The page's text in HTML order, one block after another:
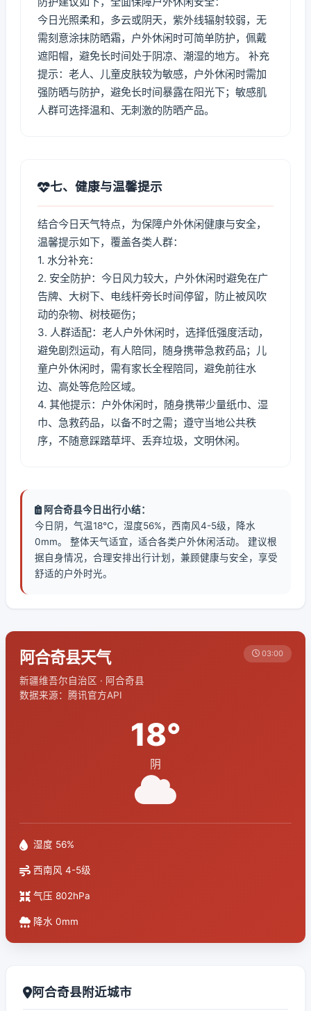
今日光照柔和，多云或阴天，紫外线辐射较弱，无
需刻意涂抹防晒霜，户外休闲时可简单防护，佩戴
遮阳帽，避免长时间处于阴凉、潮湿的地方。 补充
提示：老人、儿童皮肤较为敏感，户外休闲时需加
强防晒与防护，避免长时间暴露在阳光下；敏感肌
人群可选择温和、无刺激的防晒产品。
七、健康与温馨提示
结合今日天气特点，为保障户外休闲健康与安全，
温馨提示如下，覆盖各类人群：
1. 水分补充：
2. 安全防护：今日风力较大，户外休闲时避免在广
告牌、大树下、电线杆旁长时间停留，防止被风吹
动的杂物、树枝砸伤；
3. 人群适配：老人户外休闲时，选择低强度活动，
避免剧烈运动，有人陪同，随身携带急救药品；儿
童户外休闲时，需有家长全程陪同，避免前往水
边、高处等危险区域。
4. 其他提示：户外休闲时，随身携带少量纸巾、湿
巾、急救药品，以备不时之需；遵守当地公共秩
序，不随意踩踏草坪、丢弃垃圾，文明休闲。
阿合奇县今日出行小结：
今日阴，气温18℃，湿度56%，西南风4-5级，降水
0mm。 整体天气适宜，适合各类户外休闲活动。 建议根
据自身情况，合理安排出行计划，兼顾健康与安全，享受
舒适的户外时光。
阿合奇县天气
新疆维吾尔自治区 · 阿合奇县
数据来源：腾讯官方API
03:00
18°
阴
湿度 56%
西南风 4-5级
气压 802hPa
降水 0mm
阿合奇县附近城市